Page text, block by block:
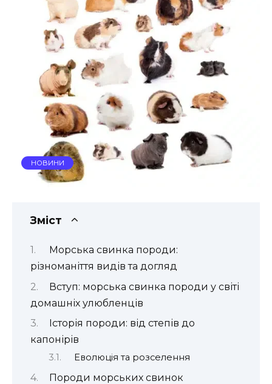
НОВИНИ
Зміст
Морська свинка породи:
різноманіття видів та догляд
Вступ: морська свинка породи у світі
домашніх улюбленців
Історія породи: від степів до
капонірів
Еволюція та розселення
Породи морських свинок